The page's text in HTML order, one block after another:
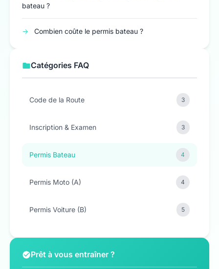
bateau ?
→ Combien coûte le permis bateau ?
Catégories FAQ
Code de la Route 3
Inscription & Examen 3
Permis Bateau 4
Permis Moto (A) 4
Permis Voiture (B) 5
Prêt à vous entraîner ?